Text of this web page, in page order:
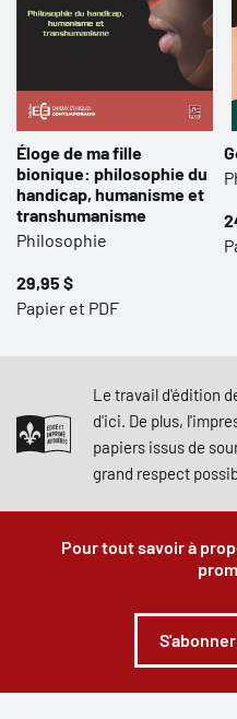
Éloge de ma fille
bionique: philosophie du
handicap, humanisme et
transhumanisme
Philosophie
29,95 $
Papier et PDF
Le travail d'édition
d'ici. De plus,
papiers issus de
grand respect
Pour tout savoir à